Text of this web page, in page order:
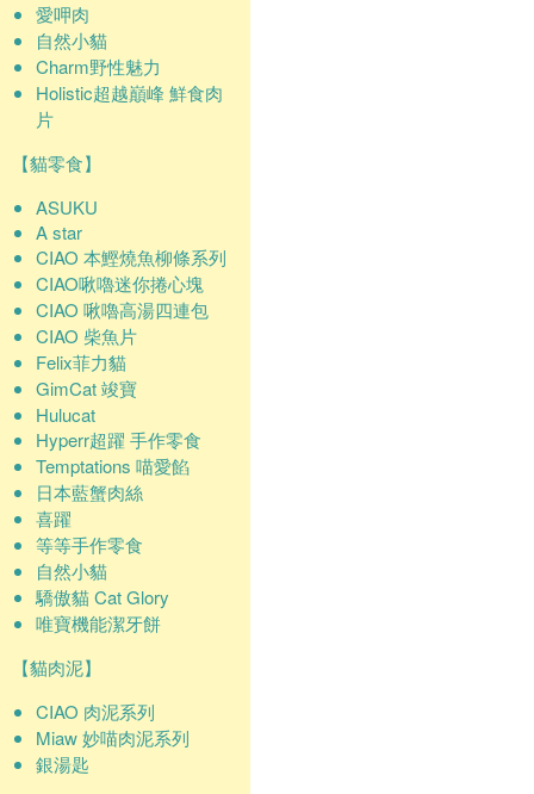
愛呷肉
自然小貓
Charm野性魅力
Holistic超越巔峰 鮮食肉
片
【貓零食】
ASUKU
A star
CIAO 本鰹燒魚柳條系列
CIAO啾嚕迷你捲心塊
CIAO 啾嚕高湯四連包
CIAO 柴魚片
Felix菲力貓
GimCat 竣寶
Hulucat
Hyperr超躍 手作零食
Temptations 喵愛餡
日本藍蟹肉絲
喜躍
等等手作零食
自然小貓
驕傲貓 Cat Glory
唯寶機能潔牙餅
【貓肉泥】
CIAO 肉泥系列
Miaw 妙喵肉泥系列
銀湯匙